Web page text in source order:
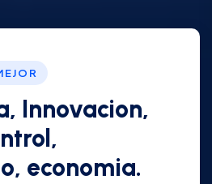
Innovacion,
economia.